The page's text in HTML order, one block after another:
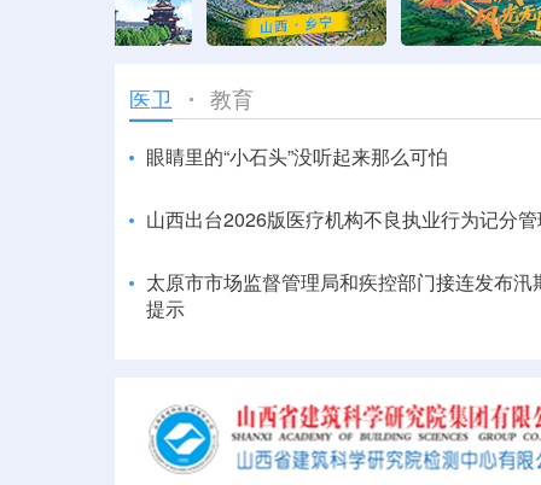
医卫 教育
眼睛里的“小石头”没听起来那么可怕
山西出台2026版医疗机构不良执业行为记分
太原市市场监督管理局和疾控部门接连发布汛
提示